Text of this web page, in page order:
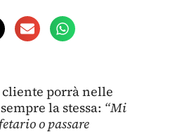
porrà nelle
la stessa: “Mi
o passare